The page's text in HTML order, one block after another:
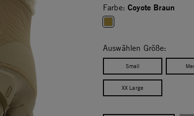
Farbe:Coyote Braun
Auswählen Größe:
Small
XX Large